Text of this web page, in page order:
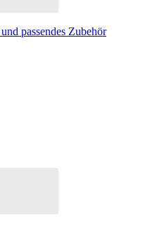
passendes Zubehör